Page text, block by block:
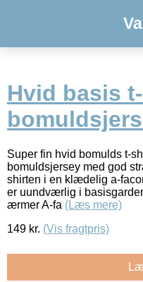
Hvid basis
Super fin hvid bomulds t-
bomuldsjersey med god
shirten i en klædelig a-
er uundværlig i
ærmer A-fa (Læs mere)
149 kr. (Vis fragtpris)